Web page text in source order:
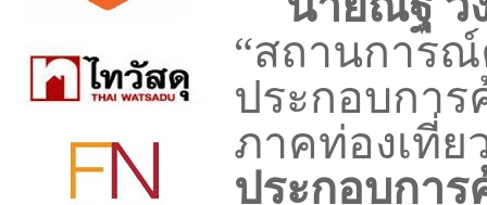
“สถานการ
ประกอบกา
ภาคท่องเที่
ประกอบการ